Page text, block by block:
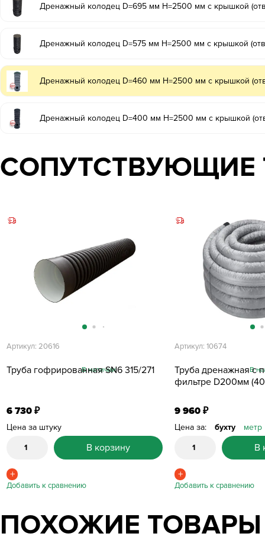
Дренажный колодец D=695 мм H=2500 мм с крышкой
Дренажный колодец D=575 мм H=2500 мм с крышкой
Дренажный колодец D=460 мм H=2500 мм с крышкой
Дренажный колодец D=400 мм H=2500 мм с крышкой
СОПУТСТВУЮЩИЕ
Труба гофрированная SN6 315/271
Артикул: 20616
В наличии
6 730 ₽
Цена за штуку
В корзину
Труба дренажная с
фильтре D200мм
Артикул: 10674
В
9 960 ₽
Цена за: бухту метр
В
ПОХОЖИЕ ТОВАРЫ